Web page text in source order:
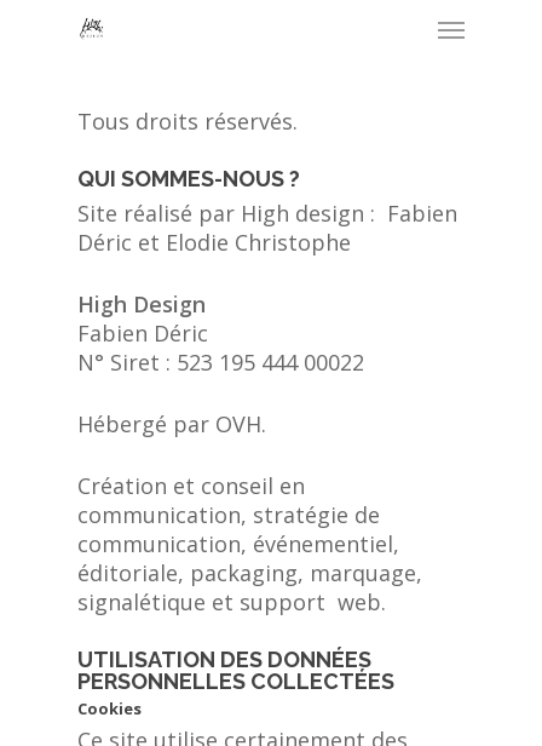
Menu
Tous droits réservés.
QUI SOMMES-NOUS ?
Site réalisé par High design : Fabien
Déric et Elodie Christophe
High Design
Fabien Déric
N° Siret : 523 195 444 00022
Hébergé par OVH.
Création et conseil en
communication, stratégie de
communication, événementiel,
éditoriale, packaging, marquage,
signalétique et support web.
UTILISATION DES DONNÉES
PERSONNELLES COLLECTÉES
Cookies
Ce site utilise certainement des